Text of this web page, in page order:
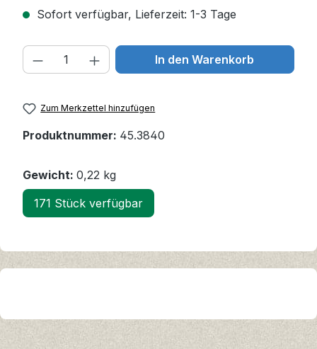
Sofort verfügbar, Lieferzeit: 1-3 Tage
Produkt Anzahl: Gib den
In den Warenkorb
Zum Merkzettel hinzufügen
Produktnummer: 45.3840
Gewicht: 0,22 kg
171 Stück verfügbar